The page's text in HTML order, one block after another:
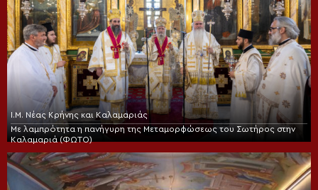
Ι.Μ. Νέας Κρήνης και Καλαμαριάς
Με λαμπρότητα η πανήγυρη της Μεταμορφώσεως του Σωτήρος στην
Καλαμαριά (ΦΩΤΟ)